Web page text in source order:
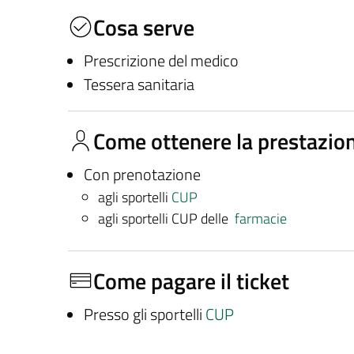
Cosa serve
Prescrizione del medico
Tessera sanitaria
Come ottenere la
Con prenotazione
agli sportelli CUP
agli sportelli CUP delle farmacie
Come pagare il ticket
Presso gli sportelli CUP